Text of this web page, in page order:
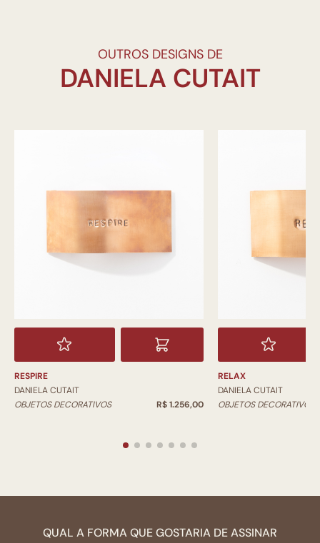
OUTROS DESIGNS DE
DANIELA CUTAIT
RESPIRE
DANIELA CUTAIT
OBJETOS DECORATIVOS
R$ 1.256,00
RELAX
DANIELA CUTAIT
OBJETOS DECORATIVOS
QUAL A FORMA QUE GOSTARIA DE ASSINAR